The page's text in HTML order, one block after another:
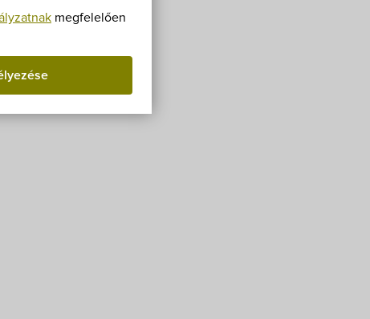
megfelelően
u. 72.